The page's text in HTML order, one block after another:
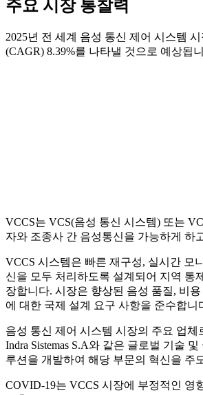
주요 시장 통찰력
2025년 전 세계 음성 통신 제어 시스템
(CAGR) 8.39%를 나타낼 것으로 예상됩
VCCS는 VCS(음성 통신 시스템) 또는
자와 조종사 간 음성통신을 가능하게 하
VCCS 시스템은 빠른 재구성, 실시간 모
신을 모두 처리하도록 설계되어 지역 통
장합니다. 시장은 향상된 음성 품질, 비
에 대한 국제 설계 요구 사항을 준수합니
음성 통신 제어 시스템 시장의 주요 업체
Indra Sistemas S.A와 같은 글로벌 기술
루션을 개발하여 해당 부문의 혁신을 주
COVID-19는 VCCS 시장에 부정적인 영